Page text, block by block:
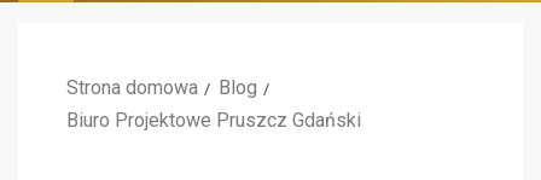
Strona domowa
Blog
Biuro Projektowe Pruszcz Gdański